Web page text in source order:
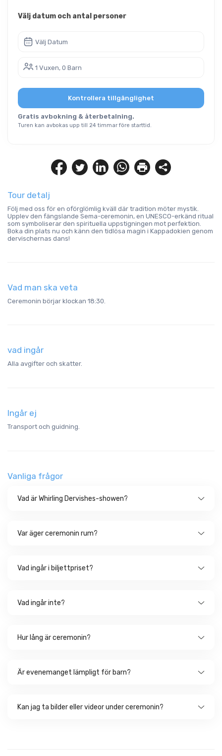
Tour detalj
Följ med oss för en oförglömlig kväll där tradition möter mystik.
Upplev den fängslande Sema-ceremonin, en UNESCO-erkänd ritual
som symboliserar den spirituella uppstigningen mot perfektion.
Boka din plats nu och känn den tidlösa magin i Kappadokien genom
dervischernas dans!
Vad man ska veta
Ceremonin börjar klockan 18:30.
vad ingår
Alla avgifter och skatter.
Ingår ej
Transport och guidning.
Vanliga frågor
Vad är Whirling Dervishes-showen?
Var äger ceremonin rum?
Vad ingår i biljettpriset?
Vad ingår inte?
Hur lång är ceremonin?
Är evenemanget lämpligt för barn?
Kan jag ta bilder eller videor under ceremonin?
Välj datum och antal personer
Välj Datum
1 Vuxen, 0 Barn
Kontrollera tillgänglighet
Gratis avbokning & återbetalning.
Turen kan avbokas upp till 24 timmar före starttid.